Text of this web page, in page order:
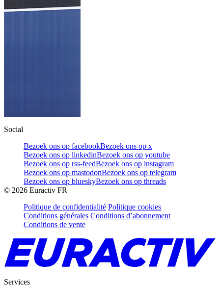
Social
Bezoek ons op facebookBezoek ons op x
Bezoek ons op linkedinBezoek ons op youtube
Bezoek ons op rss-feedBezoek ons op instagram
Bezoek ons op mastodonBezoek ons op telegram
Bezoek ons op blueskyBezoek ons op threads
© 2026 Euractiv FR
Politique de confidentialité Politique cookies
Conditions générales Conditions d’abonnement
Conditions de vente
Services